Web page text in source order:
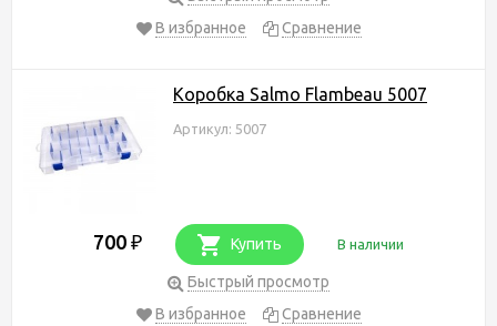
В избранное
Сравнение
Коробка Salmo Flambeau 5007
Артикул: 5007
700 ₽ Купить В наличии
Быстрый просмотр
В избранное
Сравнение